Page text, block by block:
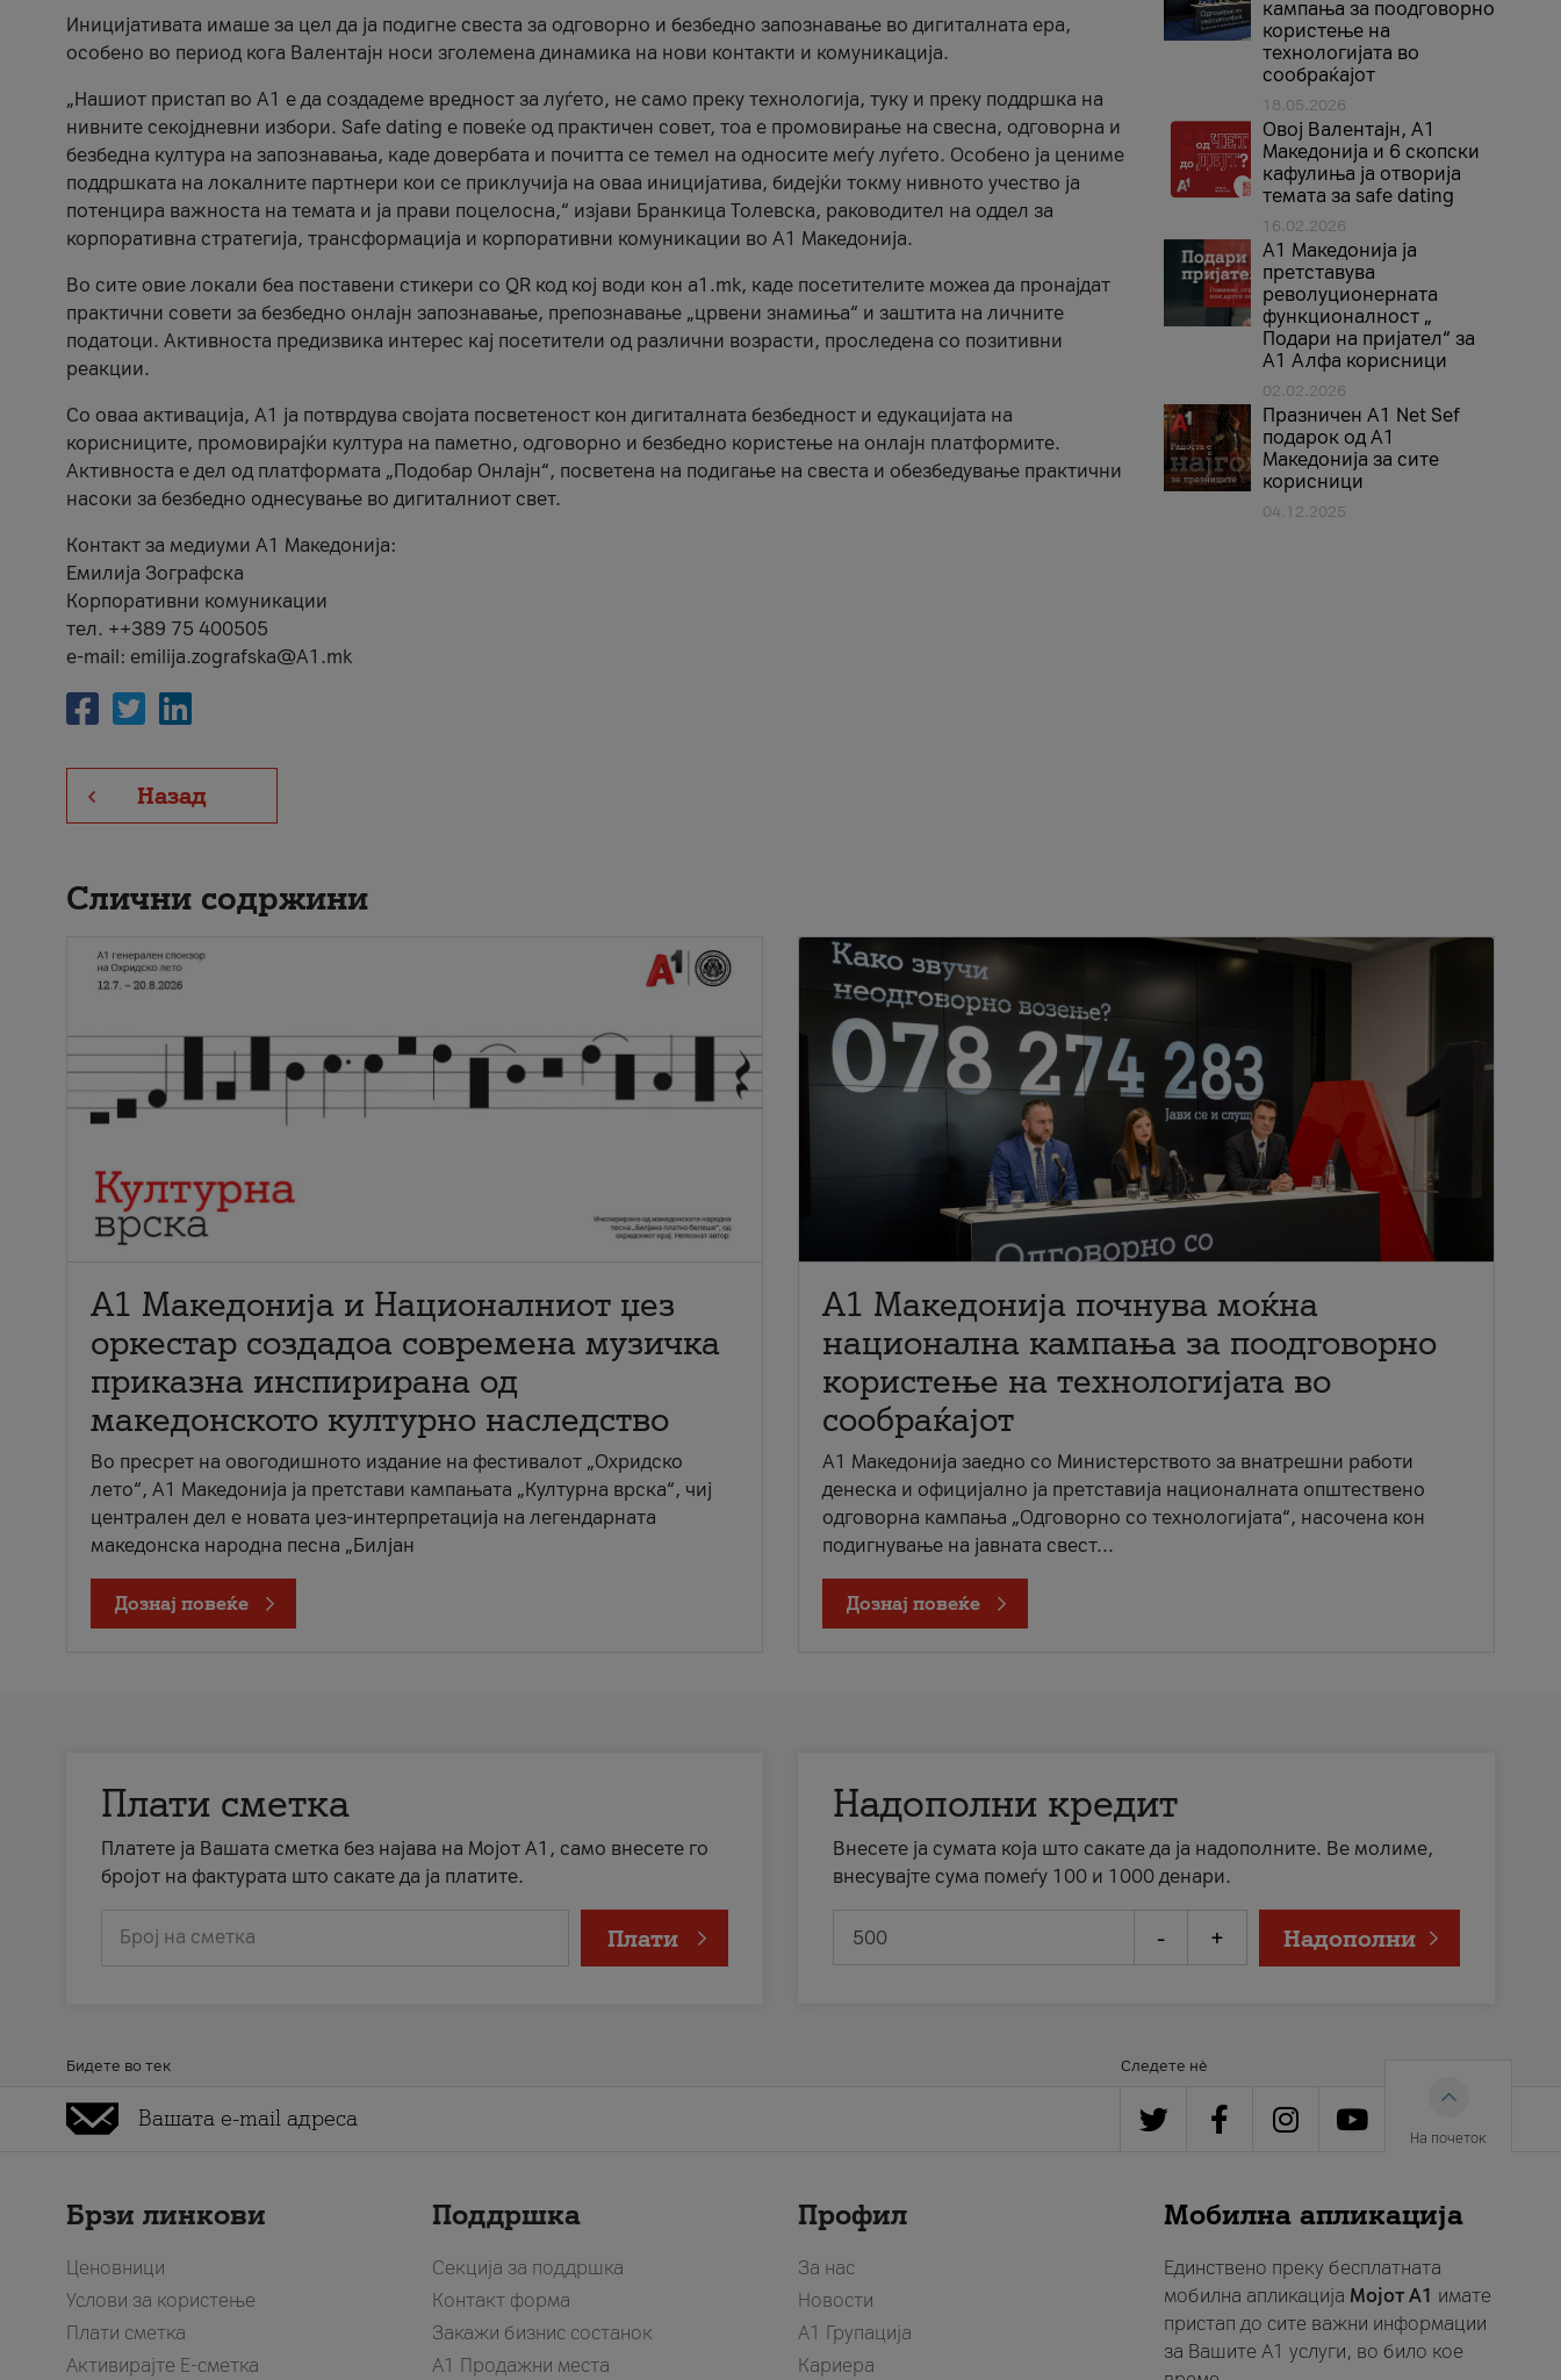
Иницијативата имаше за цел да ја подигне свеста за одговорно и безбедно запознавање во дигиталната ера,
особено во период кога Валентајн носи зголемена динамика на нови контакти и комуникација.
„Нашиот пристап во А1 е да создадеме вредност за луѓето, не само преку технологија, туку и преку поддршка на
нивните секојдневни избори. Safe dating е повеќе од практичен совет, тоа е промовирање на свесна, одговорна и
безбедна култура на запознавања, каде довербата и почитта се темел на односите меѓу луѓето. Особено ја цениме
поддршката на локалните партнери кои се приклучија на оваа иницијатива, бидејќи токму нивното учество ја
потенцира важноста на темата и ја прави поцелосна,“ изјави Бранкица Толевска, раководител на оддел за
корпоративна стратегија, трансформација и корпоративни комуникации во А1 Македонија.
Во сите овие локали беа поставени стикери со QR код кој води кон a1.mk, каде посетителите можеа да пронајдат
практични совети за безбедно онлајн запознавање, препознавање „црвени знамиња“ и заштита на личните
податоци. Активноста предизвика интерес кај посетители од различни возрасти, проследена со позитивни
реакции.
Со оваа активација, А1 ја потврдува својата посветеност кон дигиталната безбедност и едукацијата на
корисниците, промовирајќи култура на паметно, одговорно и безбедно користење на онлајн платформите.
Активноста е дел од платформата „Подобар Онлајн“, посветена на подигање на свеста и обезбедување практични
насоки за безбедно однесување во дигиталниот свет.
Контакт за медиуми А1 Македонија:
Емилија Зографска
Корпоративни комуникации
тел. ++389 75 400505
e-mail: emilija.zografska@A1.mk
Назад
кампања за поодговорно
користење на
технологијата во
сообраќајот
18.05.2026
Овој Валентајн, A1
Македонија и 6 скопски
кафулиња ја отворија
темата за safe dating
16.02.2026
А1 Македонија ја
претставува
револуционерната
функционалност „
Подари на пријател“ за
А1 Алфа корисници
02.02.2026
Празничен A1 Net Sеf
подарок од А1
Македонија за сите
корисници
04.12.2025
Слични содржини
А1 Македонија и Националниот џез
оркестар создадоа современа музичка
приказна инспирирана од
македонското културно наследство
Во пресрет на овогодишното издание на фестивалот „Охридско
лето“, А1 Македонија ја претстави кампањата „Културна врска“, чиј
централен дел е новата џез-интерпретација на легендарната
македонска народна песна „Билјан
Дознај повеќе
A1 Македонија почнува моќна
национална кампања за поодговорно
користење на технологијата во
сообраќајот
A1 Македонија заедно со Министерството за внатрешни работи
денеска и официјално ја претставија националната општествено
одговорна кампања „Одговорно со технологијата“, насочена кон
подигнување на јавната свест...
Дознај повеќе
Плати сметка
Платете ја Вашата сметка без најава на Мојот А1, само внесете го
бројот на фактурата што сакате да ја платите.
Број на сметка Плати
Надополни кредит
Внесете ја сумата која што сакате да ја надополните. Ве молиме,
внесувајте сума помеѓу 100 и 1000 денари.
- + Надополни
Бидете во тек Следете нè
На почеток
Брзи линкови
Ценовници
Услови за користење
Плати сметка
Активирајте Е-сметка
Поддршка
Секција за поддршка
Контакт форма
Закажи бизнис состанок
A1 Продажни места
Профил
За нас
Новости
А1 Групација
Кариера
Мобилна апликација
Единствено преку бесплатната
мобилна апликација Мојот A1 имате
пристап до сите важни информации
за Вашите A1 услуги, во било кое